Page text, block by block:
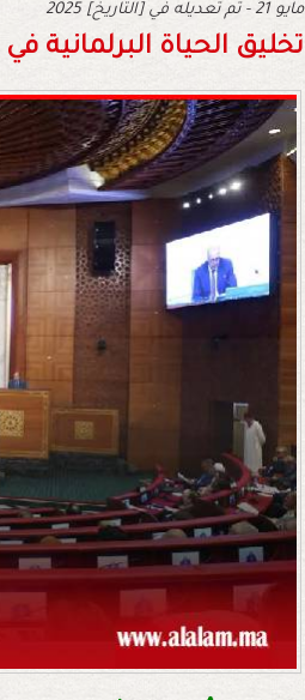
2025 مايو 21 - تم تعديله في [التاريخ]
تخليق الحياة البرلمانية